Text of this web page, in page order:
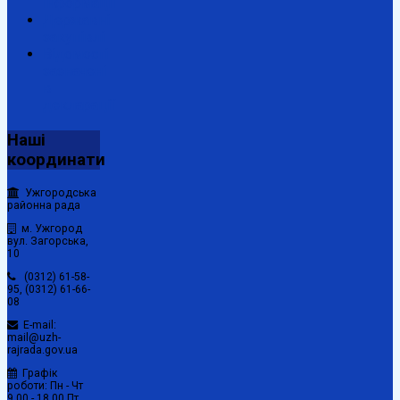
Наші
координати
Ужгородська
районна рада
м. Ужгород
вул. Загорська,
10
(0312) 61-58-
95, (0312) 61-66-
08
E-mail:
mail@uzh-
rajrada.gov.ua
Графік
роботи: Пн - Чт